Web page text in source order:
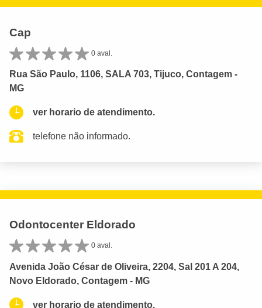
Cap
0 aval.
Rua São Paulo, 1106, SALA 703, Tijuco, Contagem -
MG
ver horario de atendimento.
telefone não informado.
Odontocenter Eldorado
0 aval.
Avenida João César de Oliveira, 2204, Sal 201 A 204,
Novo Eldorado, Contagem - MG
ver horario de atendimento.